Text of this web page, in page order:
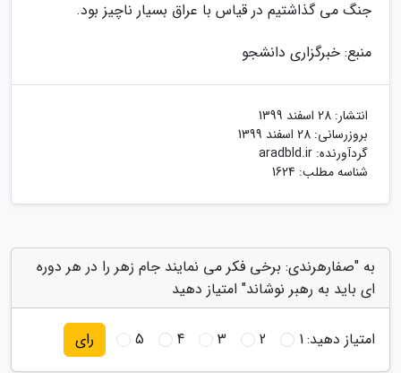
جنگ می گذاشتیم در قیاس با عراق بسیار ناچیز بود.
منبع: خبرگزاری دانشجو
انتشار: 28 اسفند 1399
بروزرسانی: 28 اسفند 1399
گردآورنده: aradbld.ir
شناسه مطلب: 1624
به "صفارهرندی: برخی فکر می نمایند جام زهر را در هر دوره
ای باید به رهبر نوشاند" امتیاز دهید
امتیاز دهید:1
2
3
4
5 رای